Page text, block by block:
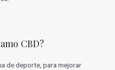
CBD?
de deporte, para mejorar